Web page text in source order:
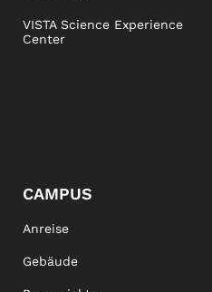
VISTA Science Experience
Center
CAMPUS
Anreise
Gebäude